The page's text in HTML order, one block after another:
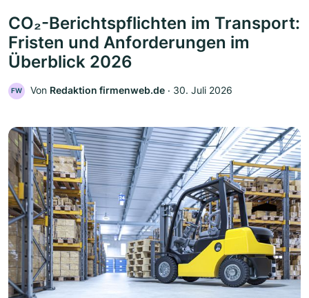
CO₂-Berichtspflichten im Transport:
Fristen und Anforderungen im
Überblick 2026
FW Von Redaktion firmenweb.de ‧ 30. Juli 2026